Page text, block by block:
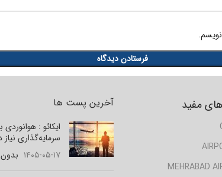
آخرین پست ها
سرمایه‌گذاری نیاز
۱۴۰۵-۰۵-۱۷
مفید
MEHRABAD